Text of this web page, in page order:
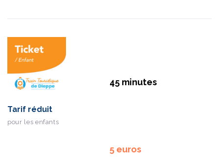
Tarif réduit
pour les enfants
45 minutes
5 euros